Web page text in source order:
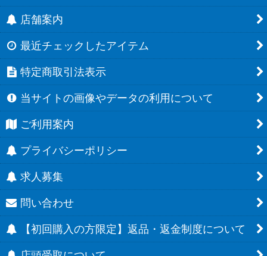
店舗案内
最近チェックしたアイテム
特定商取引法表示
当サイトの画像やデータの利用について
ご利用案内
プライバシーポリシー
求人募集
問い合わせ
【初回購入の方限定】返品・返金制度について